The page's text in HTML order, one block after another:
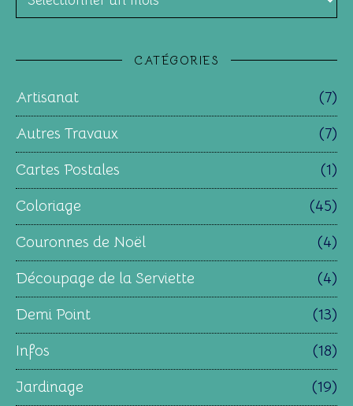
CATÉGORIES
Artisanat
(7)
Autres Travaux
(7)
Cartes Postales
(1)
Coloriage
(45)
Couronnes de Noël
(4)
Découpage de la Serviette
(4)
Demi Point
(13)
Infos
(18)
Jardinage
(19)